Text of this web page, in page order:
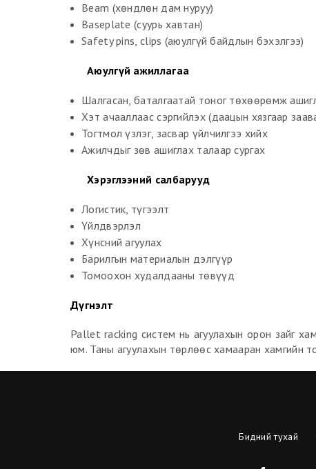
Beam (хөндлөн дам нуруу)
Baseplate (суурь хавтан)
Safety pins, clips (аюулгүй байдлын бэхэлгээ)
Аюулгүй ажиллагаа
Шалгасан, баталгаатай тоног төхөөрөмж
Хэт ачааллаас сэргийлэх (даацын хязгаар
Тогтмол үзлэг, засвар үйлчилгээ хийх
Ажилчдыг зөв ашиглах талаар сургах
Хэрэглээний салбарууд
Логистик, түгээлт
Үйлдвэрлэл
Хүнсний агуулах
Барилгын материалын дэлгүүр
Томоохон худалдааны төвүүд
Дүгнэлт
Pallet racking систем нь агуулахын орон зайг
юм. Таны агуулахын төрлөөс хамааран хамгийн
Бидний тухай